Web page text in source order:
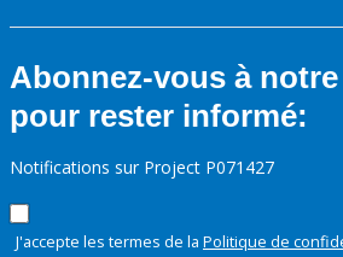
Abonnez-vous à
pour rester informé:
Notifications sur Project P071427
J'accepte les termes de la Politique de